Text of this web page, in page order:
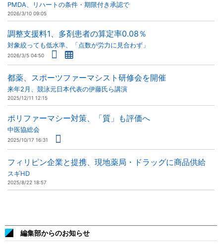
PMDA、リハートの条件・期限付き承認で
2026/3/10 09:05
調整支援料1、多剤患者の算定率0.08％
対象絞っても低水準、「点数が労力に見合わず」
2026/3/5 04:50
都薬、スポーツファーマシスト研修会を開催
来年2月、競泳元日本代表の伊藤氏ら講演
2025/12/11 12:15
ポリファーマシー対策、「質」も評価へ
中医協総会
2025/10/17 16:31
フィリピン企業と提携、現地薬局・ドラッグに商品供給
スギHD
2025/8/22 18:57
編集部からのお知らせ